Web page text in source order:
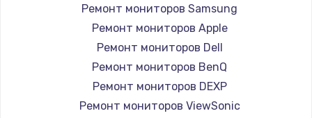
Ремонт мониторов Samsung
Ремонт мониторов Apple
Ремонт мониторов Dell
Ремонт мониторов BenQ
Ремонт мониторов DEXP
Ремонт мониторов ViewSonic